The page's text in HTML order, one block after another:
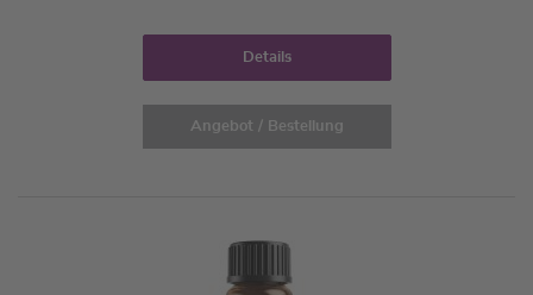
Details
Angebot / Bestellung